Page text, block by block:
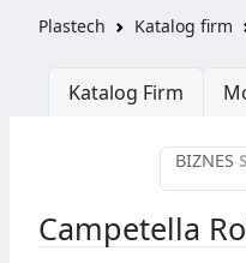
Plastech Katalog firm
Katalog Firm
BIZNES
Campetella